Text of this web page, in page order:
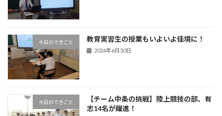
今日のできごと 教育実習生の授業もいよいよ佳境に！
2026年6月30日
今日のできごと
【チーム中条の挑戦】陸上競技の部、有
志14名が躍進！